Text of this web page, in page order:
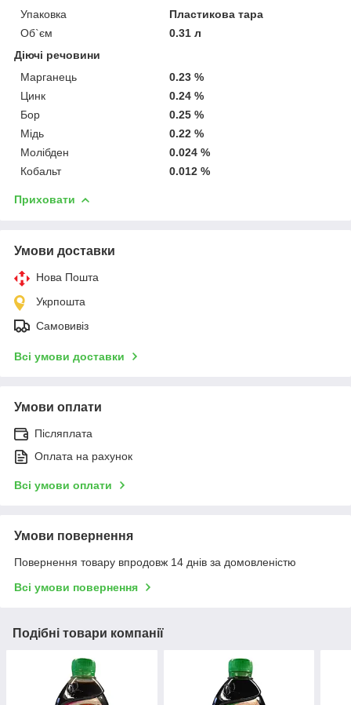
Упаковка
Пластикова тара
Об`єм
0.31 л
Діючі речовини
Марганець
0.23 %
Цинк
0.24 %
Бор
0.25 %
Мідь
0.22 %
Молібден
0.024 %
Кобальт
0.012 %
Приховати
Умови доставки
Нова Пошта
Укрпошта
Самовивіз
Всі умови доставки
Умови оплати
Післяплата
Оплата на рахунок
Всі умови оплати
Умови повернення
Повернення товару впродовж 14 днів за домовленістю
Всі умови повернення
Подібні товари компанії